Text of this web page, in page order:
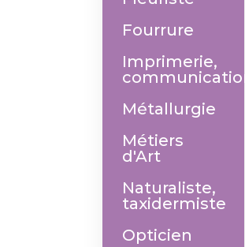
Fourrure
Imprimerie,
communication
Métallurgie
Métiers
d'Art
Naturaliste,
taxidermiste
Opticien